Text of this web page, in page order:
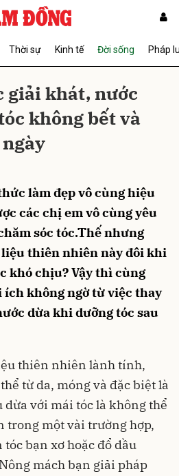
Thời sự Kinh tế Đời sống Pháp
giải khát, nước
không bết và
làm đẹp vô cùng hiệu
các chị em vô cùng yêu
sóc tóc.Thế nhưng
thiên nhiên này đôi khi
khó chịu? Vậy thì cùng
không ngờ từ việc thay
dừa khi dưỡng tóc sau
thiên nhiên lành tính,
từ da, móng và đặc biệt là
dừa với mái tóc là không thể
trong một vài trường hợp,
bạn xơ hoặc đổ dầu
mách bạn giải pháp
Hủy Gửi